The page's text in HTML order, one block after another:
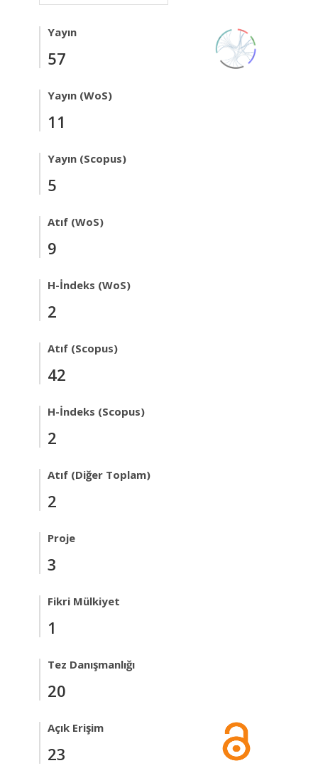
Yayın
57
Yayın (WoS)
11
Yayın (Scopus)
5
Atıf (WoS)
9
H-İndeks (WoS)
2
Atıf (Scopus)
42
H-İndeks (Scopus)
2
Atıf (Diğer Toplam)
2
Proje
3
Fikri Mülkiyet
1
Tez Danışmanlığı
20
Açık Erişim
23